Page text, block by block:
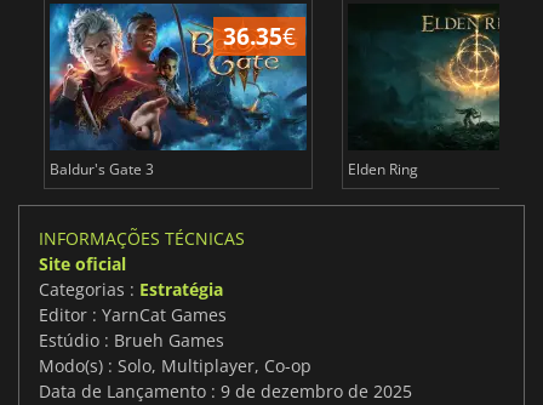
36.35€
Baldur's Gate 3 Elden Ring
INFORMAÇÕES TÉCNICAS
Site oficial
Categorias : Estratégia
Editor : YarnCat Games
Estúdio : Brueh Games
Modo(s) : Solo, Multiplayer, Co-op
Data de Lançamento : 9 de dezembro de 2025